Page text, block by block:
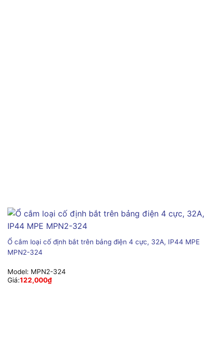
Ổ cắm loại cố định bắt trên bảng điện 4 cực, 32A, IP44 MPE
MPN2-324
Model: MPN2-324
Giá:122,000₫